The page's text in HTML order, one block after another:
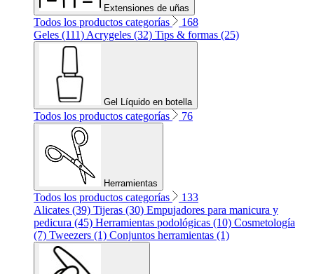
Extensiones de uñas
Todos los productos categorías
168
Geles (111) Acrygeles (32) Tips & formas (25)
Gel Líquido en botella
Todos los productos categorías 76
Herramientas
Todos los productos categorías
133
Alicates (39) Tijeras (30) Empujadores para manicura y
pedicura (45) Herramientas podológicas (10) Cosmetología
(7) Tweezers (1) Conjuntos herramientas (1)